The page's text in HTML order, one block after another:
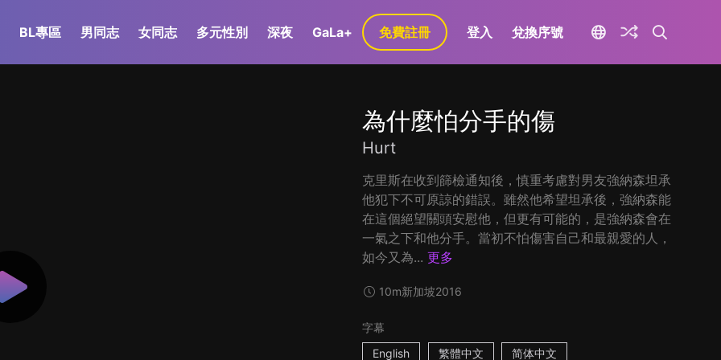
BL專區 男同志 女同志 多元性別 深夜 GaLa+ 免費註冊 登入 兌換序號
為什麼怕分手的傷
Hurt
克里斯在收到篩檢通知後，慎重考慮對男友強納森坦承
他犯下不可原諒的錯誤。雖然他希望坦承後，強納森能
在這個絕望關頭安慰他，但更有可能的，是強納森會在
一氣之下和他分手。當初不怕傷害自己和最親愛的人，
如今又為... 更多
10m新加坡2016
字幕
English
繁體中文 简体中文